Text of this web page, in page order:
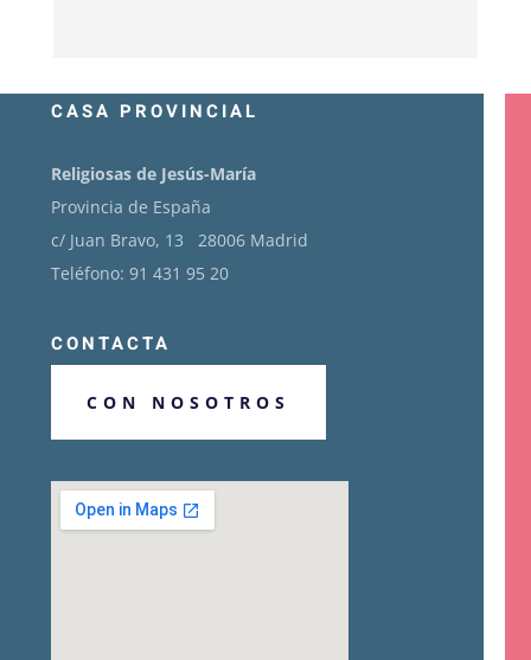
CASA PROVINCIAL
Religiosas de Jesús-María
Provincia de España
c/ Juan Bravo, 13 28006 Madrid
Teléfono: 91 431 95 20
CONTACTA
CON NOSOTROS
CÓMO LLEGAR